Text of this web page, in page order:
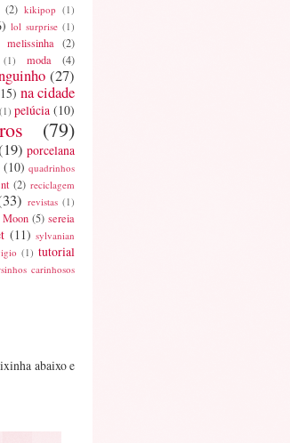
(2) kikipop (1)
lol surprise (1)
melissinha (2)
(1) moda (4)
(27)
na cidade
(1) pelúcia (10)
(79)
porcelana
(10) quadrinhos
(2) reciclagem
revistas (1)
Moon (5) sereia
(11) sylvanian
(1) tutorial
carinhosos
abaixo e